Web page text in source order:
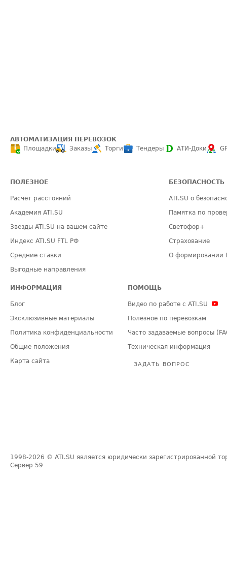
АВТОМАТИЗАЦИЯ ПЕРЕВОЗОК
Площадки
Заказы Торги Тендеры АТИ-Доки
ПОЛЕЗНОЕ
Расчет расстояний
Академия ATI.SU
Звезды ATI.SU на вашем сайте
Индекс ATI.SU FTL РФ
Средние ставки
Выгодные направления
БЕЗОПАСНОСТЬ
ATI.SU о
Памятка по
Светофор+
Страхование
О формировании
ИНФОРМАЦИЯ
Блог
Эксклюзивные материалы
Политика конфиденциальности
Общие положения
Карта сайта
ПОМОЩЬ
Видео по работе с ATI.SU
Полезное по перевозкам
Часто задаваемые вопросы
Техническая информация
ЗАДАТЬ ВОПРОС
1998-2026 © ATI.SU является юридически зарегистрированной
Сервер 59